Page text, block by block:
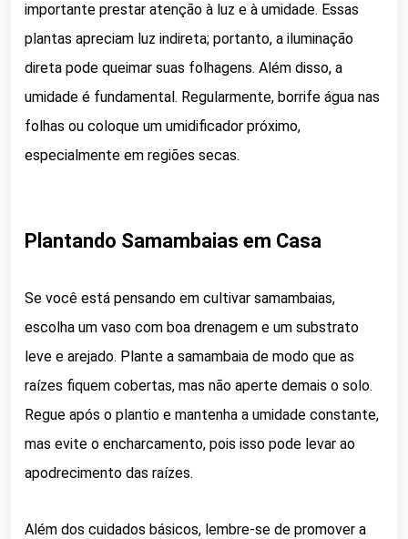
importante prestar atenção à luz e à umidade. Essas
plantas apreciam luz indireta; portanto, a iluminação
direta pode queimar suas folhagens. Além disso, a
umidade é fundamental. Regularmente, borrife água nas
folhas ou coloque um umidificador próximo,
especialmente em regiões secas.
Plantando Samambaias em Casa
Se você está pensando em cultivar samambaias,
escolha um vaso com boa drenagem e um substrato
leve e arejado. Plante a samambaia de modo que as
raízes fiquem cobertas, mas não aperte demais o solo.
Regue após o plantio e mantenha a umidade constante,
mas evite o encharcamento, pois isso pode levar ao
apodrecimento das raízes.
Além dos cuidados básicos, lembre-se de promover a